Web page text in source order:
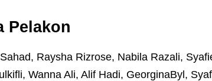
Pelakon
Raysha Rizrose, Nabila Razali,
Wanna Ali, Alif Hadi, GeorginaByl,